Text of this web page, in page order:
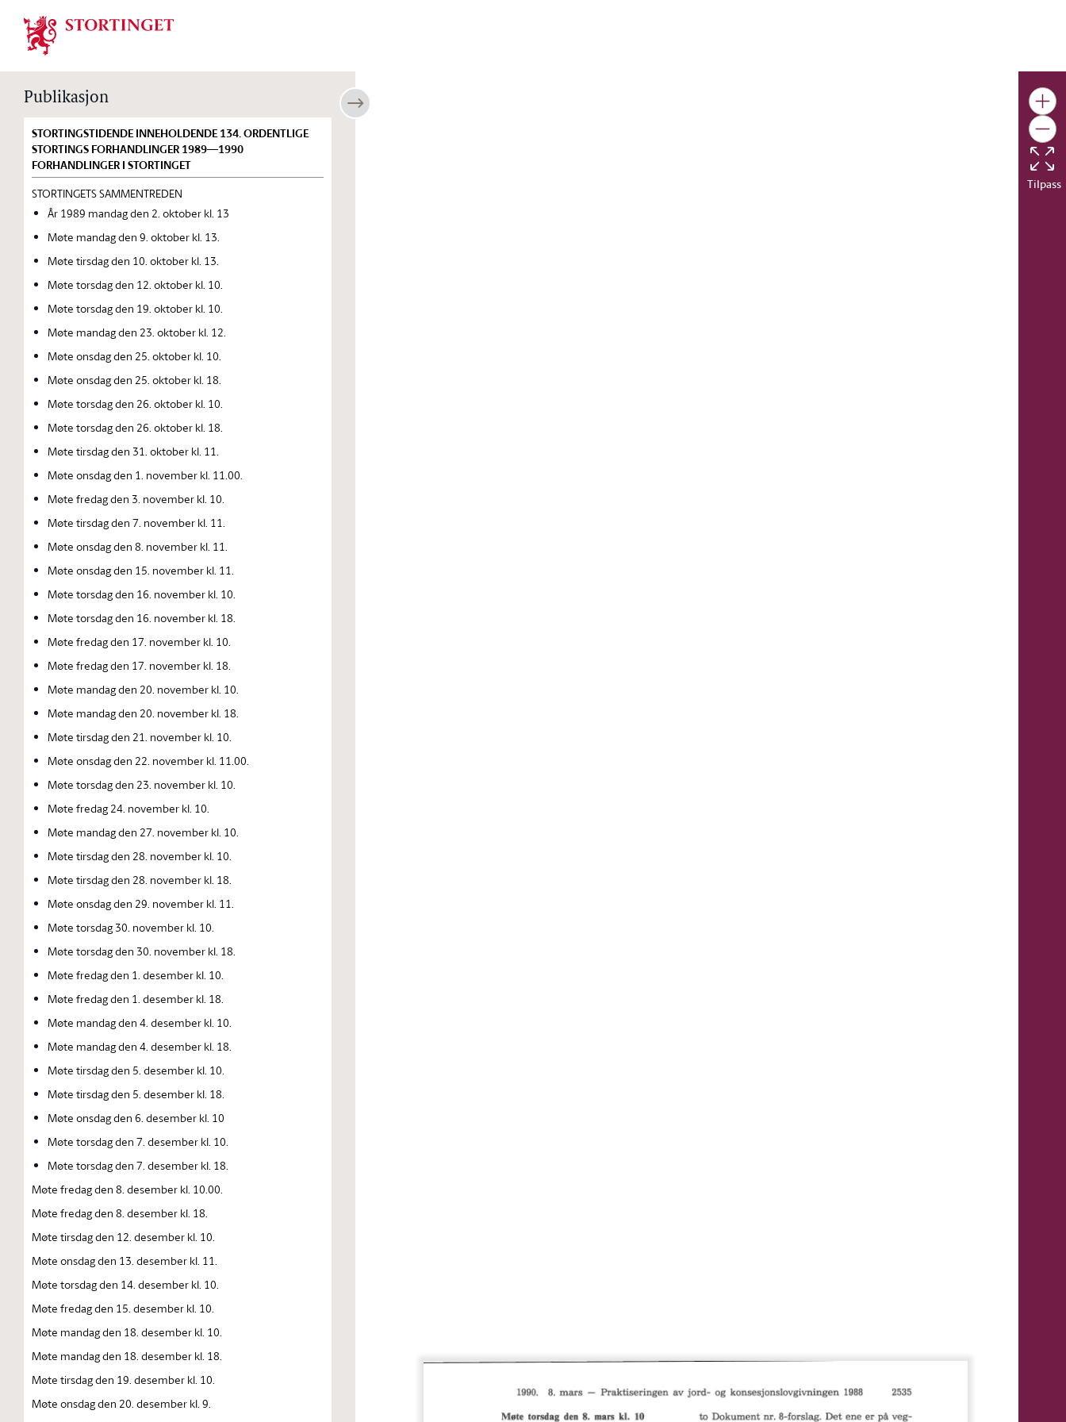
Stortinget.no
Publikasjon
STORTINGSTIDENDE INNEHOLDENDE 134. ORDENTLIGE
STORTINGS FORHANDLINGER 1989—1990
FORHANDLINGER I STORTINGET
STORTINGETS SAMMENTREDEN
År 1989 mandag den 2. oktober kl. 13
Møte mandag den 9. oktober kl. 13.
Møte tirsdag den 10. oktober kl. 13.
Møte torsdag den 12. oktober kl. 10.
Møte torsdag den 19. oktober kl. 10.
Møte mandag den 23. oktober kl. 12.
Møte onsdag den 25. oktober kl. 10.
Møte onsdag den 25. oktober kl. 18.
Møte torsdag den 26. oktober kl. 10.
Møte torsdag den 26. oktober kl. 18.
Møte tirsdag den 31. oktober kl. 11.
Møte onsdag den 1. november kl. 11.00.
Møte fredag den 3. november kl. 10.
Møte tirsdag den 7. november kl. 11.
Møte onsdag den 8. november kl. 11.
Møte onsdag den 15. november kl. 11.
Møte torsdag den 16. november kl. 10.
Møte torsdag den 16. november kl. 18.
Møte fredag den 17. november kl. 10.
Møte fredag den 17. november kl. 18.
Møte mandag den 20. november kl. 10.
Møte mandag den 20. november kl. 18.
Møte tirsdag den 21. november kl. 10.
Møte onsdag den 22. november kl. 11.00.
Møte torsdag den 23. november kl. 10.
Møte fredag 24. november kl. 10.
Møte mandag den 27. november kl. 10.
Møte tirsdag den 28. november kl. 10.
Møte tirsdag den 28. november kl. 18.
Møte onsdag den 29. november kl. 11.
Møte torsdag 30. november kl. 10.
Møte torsdag den 30. november kl. 18.
Møte fredag den 1. desember kl. 10.
Møte fredag den 1. desember kl. 18.
Møte mandag den 4. desember kl. 10.
Møte mandag den 4. desember kl. 18.
Møte tirsdag den 5. desember kl. 10.
Møte tirsdag den 5. desember kl. 18.
Møte onsdag den 6. desember kl. 10
Møte torsdag den 7. desember kl. 10.
Møte torsdag den 7. desember kl. 18.
Møte fredag den 8. desember kl. 10.00.
Møte fredag den 8. desember kl. 18.
Møte tirsdag den 12. desember kl. 10.
Møte onsdag den 13. desember kl. 11.
Møte torsdag den 14. desember kl. 10.
Møte fredag den 15. desember kl. 10.
Møte mandag den 18. desember kl. 10.
Møte mandag den 18. desember kl. 18.
Møte tirsdag den 19. desember kl. 10.
Møte onsdag den 20. desember kl. 9.